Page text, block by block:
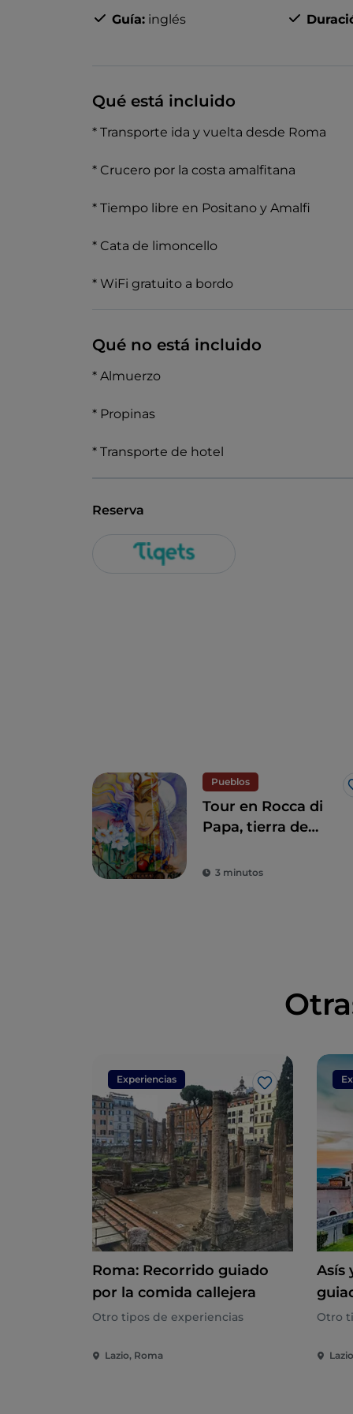
Guía: inglés
Qué está incluido
* Transporte ida y vuelta desde Roma
* Crucero por la costa amalfitana
* Tiempo libre en Positano y Amalfi
* Cata de limoncello
* WiFi gratuito a bordo
Qué no está incluido
* Almuerzo
* Propinas
* Transporte de hotel
Reserva
Pueblos
Tour en Rocca di
Papa, tierra de
y leyendas
3 minutos
Experiencias
Me gusta
Roma: Recorrido guiado
por la comida callejera
Otro tipos de experiencias
Lazio, Roma
Asís
Otro